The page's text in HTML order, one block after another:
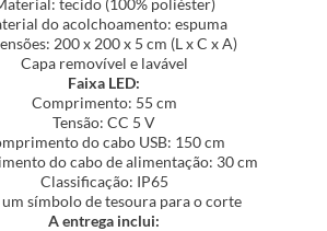
do acolchoamento: espuma
200 x 200 x 5 cm (L x C x A)
Capa removível e lavável
Faixa LED:
Comprimento: 55 cm
Tensão: CC 5 V
do cabo USB: 150 cm
do cabo de alimentação: 30 cm
Classificação: IP65
símbolo de tesoura para o corte
A entrega inclui: